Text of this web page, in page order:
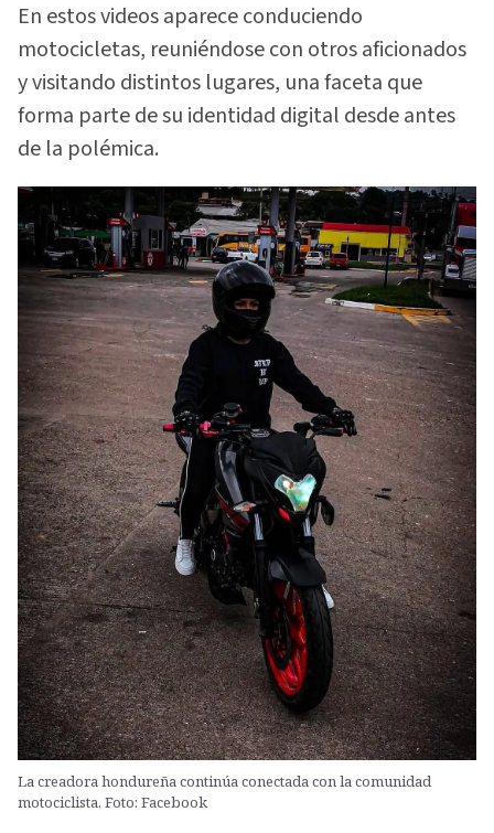
En estos videos aparece conduciendo
motocicletas, reuniéndose con otros aficionados
y visitando distintos lugares, una faceta que
forma parte de su identidad digital desde antes
de la polémica.
La creadora hondureña continúa conectada con la comunidad
motociclista. Foto: Facebook